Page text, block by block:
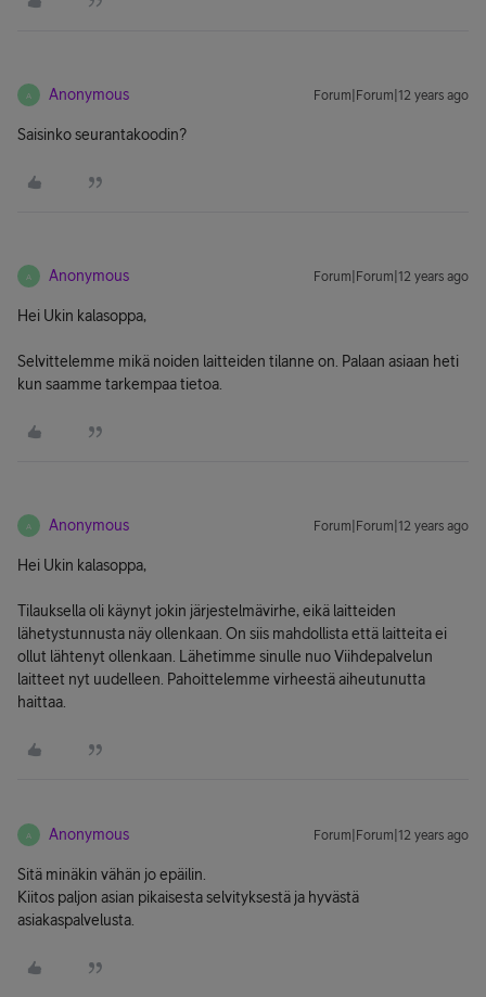
A Anonymous Forum|Forum|12 years ago
Saisinko seurantakoodin?
A Anonymous Forum|Forum|12 years ago
Hei Ukin kalasoppa,
Selvittelemme mikä noiden laitteiden tilanne on. Palaan asiaan heti
kun saamme tarkempaa tietoa.
A Anonymous Forum|Forum|12 years ago
Hei Ukin kalasoppa,
Tilauksella oli käynyt jokin järjestelmävirhe, eikä laitteiden
lähetystunnusta näy ollenkaan. On siis mahdollista että laitteita ei
ollut lähtenyt ollenkaan. Lähetimme sinulle nuo Viihdepalvelun
laitteet nyt uudelleen. Pahoittelemme virheestä aiheutunutta
haittaa.
A Anonymous Forum|Forum|12 years ago
Sitä minäkin vähän jo epäilin.
Kiitos paljon asian pikaisesta selvityksestä ja hyvästä
asiakaspalvelusta.